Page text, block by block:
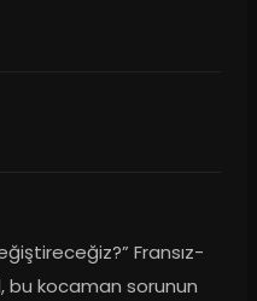
Fransız-
bu kocaman sorunun